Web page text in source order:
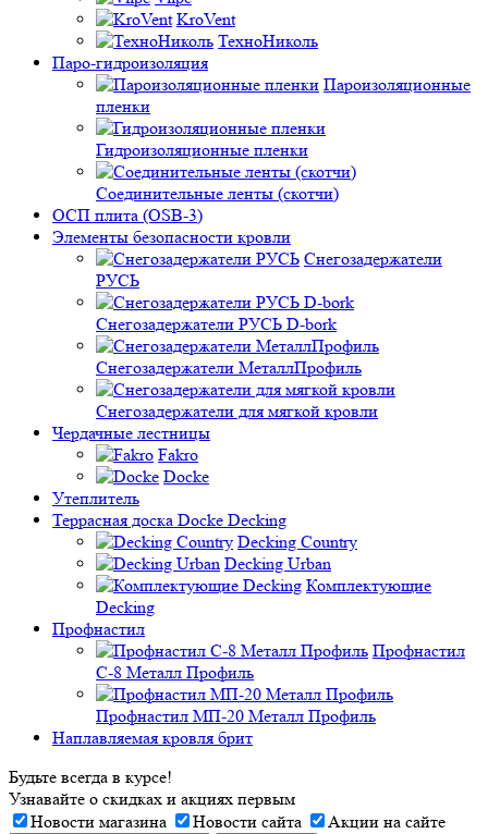
KroVent
ТехноНиколь
Паро-гидроизоляция
Пароизоляционные
пленки
Гидроизоляционные пленки
Соединительные ленты (скотчи)
ОСП плита (OSB-3)
Элементы безопасности кровли
Снегозадержатели
РУСЬ
Снегозадержатели РУСЬ D-bork
Снегозадержатели МеталлПрофиль
Снегозадержатели для мягкой кровли
Чердачные лестницы
Fakro
Docke
Утеплитель
Террасная доска Docke Decking
Decking Country
Decking Urban
Комплектующие
Decking
Профнастил
Профнастил
C-8 Металл Профиль
Профнастил МП-20 Металл Профиль
Наплавляемая кровля брит
Будьте всегда в курсе!
Узнавайте о скидках и акциях первым
Новости магазина
Новости сайта Акции на сайте